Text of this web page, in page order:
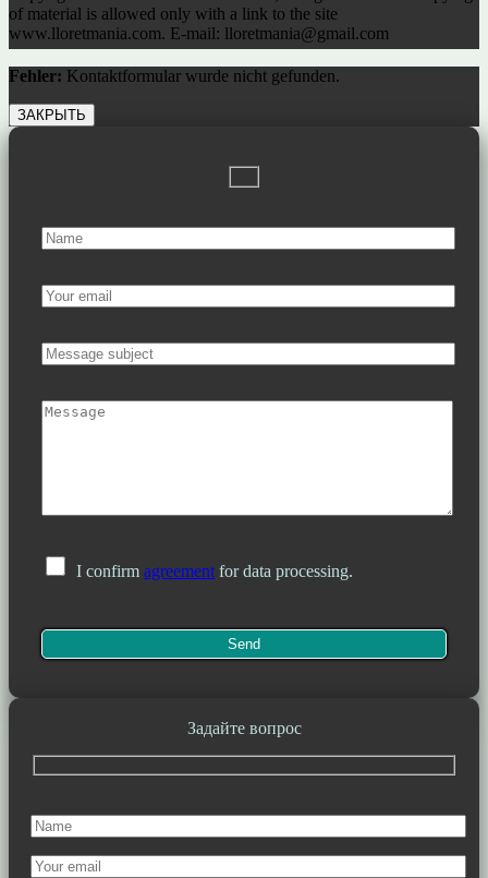
of material is allowed only with a link to the site
www.lloretmania.com. E-mail: lloretmania@gmail.com
Fehler: Kontaktformular wurde nicht gefunden.
ЗАКРЫТЬ
I confirmagreement for data processing.
Задайте вопрос